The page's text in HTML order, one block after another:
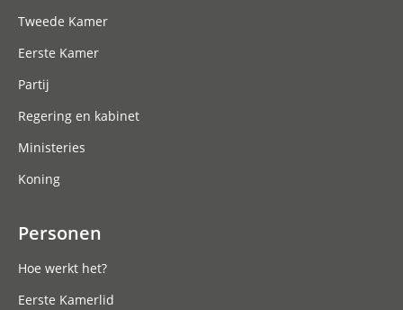
Tweede Kamer
Eerste Kamer
Partij
Regering en kabinet
Ministeries
Koning
Personen
Hoe werkt het?
Eerste Kamerlid